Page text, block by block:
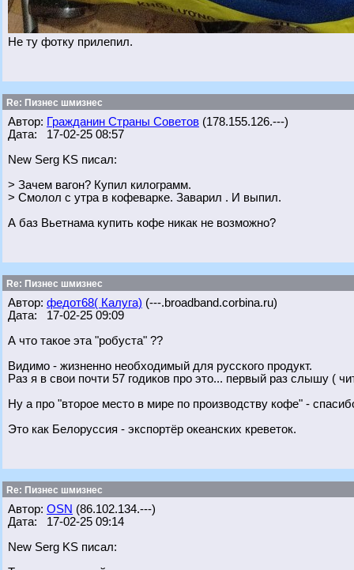
Не ту фотку прилепил.
Re: Пизнес шмизнес
Автор: Гражданин Страны Советов (178.155.126.---)
Дата: 17-02-25 08:57
New Serg KS писал:
> Зачем вагон? Купил килограмм.
> Смолол с утра в кофеварке. Заварил . И выпил.
А баз Вьетнама купить кофе никак не возможно?
Re: Пизнес шмизнес
Автор: федот68( Калуга) (---.broadband.corbina.ru)
Дата: 17-02-25 09:09
А что такое эта "робуста" ??
Видимо - жизненно необходимый для русского продукт.
Раз я в свои почти 57 годиков про это... первый раз слышу (
Ну а про "второе место в мире по производству кофе" -
Это как Белоруссия - экспортёр океанских креветок.
Re: Пизнес шмизнес
Автор: OSN (86.102.134.---)
Дата: 17-02-25 09:14
New Serg KS писал: